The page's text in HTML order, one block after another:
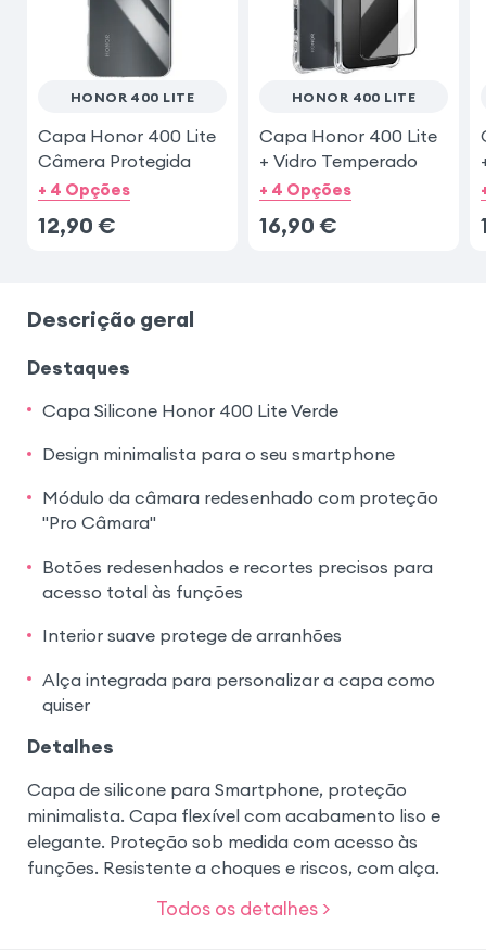
HONOR 400 LITE
Capa Honor 400 Lite
Câmera Protegida
+ 4 Opções
12,90 €
HONOR 400 LITE
Capa Honor 400 Lite
+ Vidro Temperado
+ 4 Opções
16,90 €
Descrição geral
Destaques
Capa Silicone Honor 400 Lite Verde
Design minimalista para o seu smartphone
Módulo da câmara redesenhado com proteção
"Pro Câmara"
Botões redesenhados e recortes precisos para
acesso total às funções
Interior suave protege de arranhões
Alça integrada para personalizar a capa como
quiser
Detalhes
Capa de silicone para Smartphone, proteção
minimalista. Capa flexível com acabamento liso e
elegante. Proteção sob medida com acesso às
funções. Resistente a choques e riscos, com alça.
Todos os detalhes >